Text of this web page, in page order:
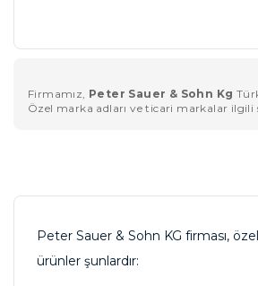
Firmamız, Peter Sauer & Sohn Kg
Özel marka adları ve ticari markalar
Peter Sauer & Sohn KG firması,
ürünler şunlardır: